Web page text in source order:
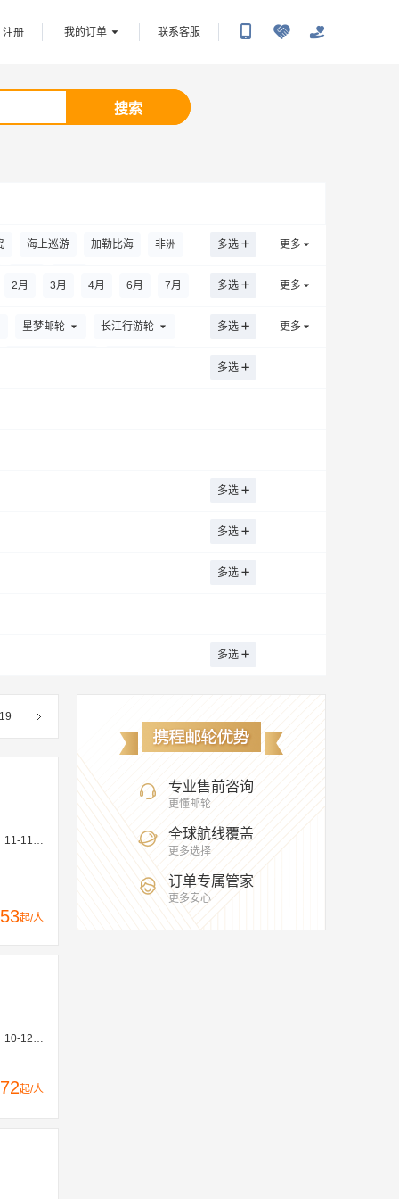
注册 我的订单 联系客服
搜索
海上巡游 加勒比海 非洲 更多
多选
2月 3月 4月 6月 7月 更多
多选
星梦邮轮 长江行游轮 更多
多选
多选
多选
多选
多选
多选
19
、12-30
起/人
23、11-30
起/人
专业售前咨询
更懂邮轮
全球航线覆盖
更多选择
订单专属管家
更多安心